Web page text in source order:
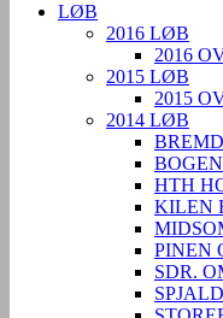
LØB
2016 LØB
2016
2015 LØB
2015
2014 LØB
HTH
KILEN
PINEN
SDR.